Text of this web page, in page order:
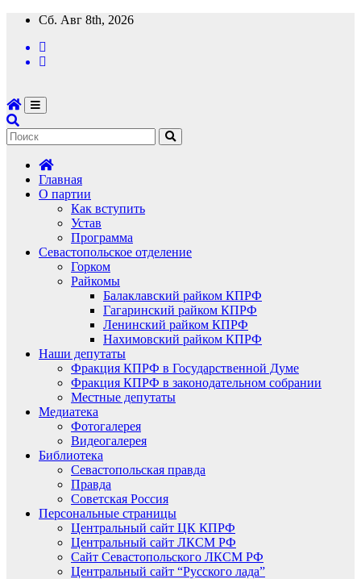
Перейти
содержимому
Сб. Авг 8th, 2026
Главная
О партии
Как вступить
Устав
Программа
Севастопольское отделение
Горком
Райкомы
Балаклавский райком КПРФ
Гагаринский райком КПРФ
Ленинский райком КПРФ
Нахимовский райком КПРФ
Наши депутаты
Фракция КПРФ в Государственной Думе
Фракция КПРФ в законодательном собрании
Местные депутаты
Медиатека
Фотогалерея
Видеогалерея
Библиотека
Севастопольская правда
Правда
Советская Россия
Персональные страницы
Центральный сайт ЦК КПРФ
Центральный сайт ЛКСМ РФ
Сайт Севастопольского ЛКСМ РФ
Центральный сайт “Русского лада”